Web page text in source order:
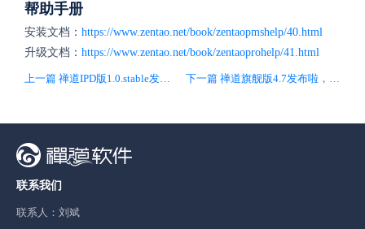
帮助手册
安装文档： https://www.zentao.net/book/zentaopmshelp/40.html
升级文档： https://www.zentao.net/book/zentaoprohelp/41.html
上一篇 禅道IPD版1.0.stable发布啦，帮助企业做正确的事，正确地做事 下一篇 禅道旗舰版4.7发布啦，融合GPT-3.5实现AI提词设计和一键提词功能！
联系我们
联系人：刘斌